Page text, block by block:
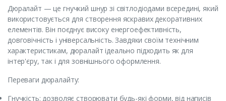
Дюралайт — це гнучкий шнур зі світлодіодами всередині, який
використовується для створення яскравих декоративних
елементів. Він поєднує високу енергоефективність,
довговічність і універсальність. Завдяки своїм технічним
характеристикам, дюралайт ідеально підходить як для
інтер'єру, так і для зовнішнього оформлення.
Переваги дюралайту:
Гнучкість: дозволяє створювати будь-які форми, від написів